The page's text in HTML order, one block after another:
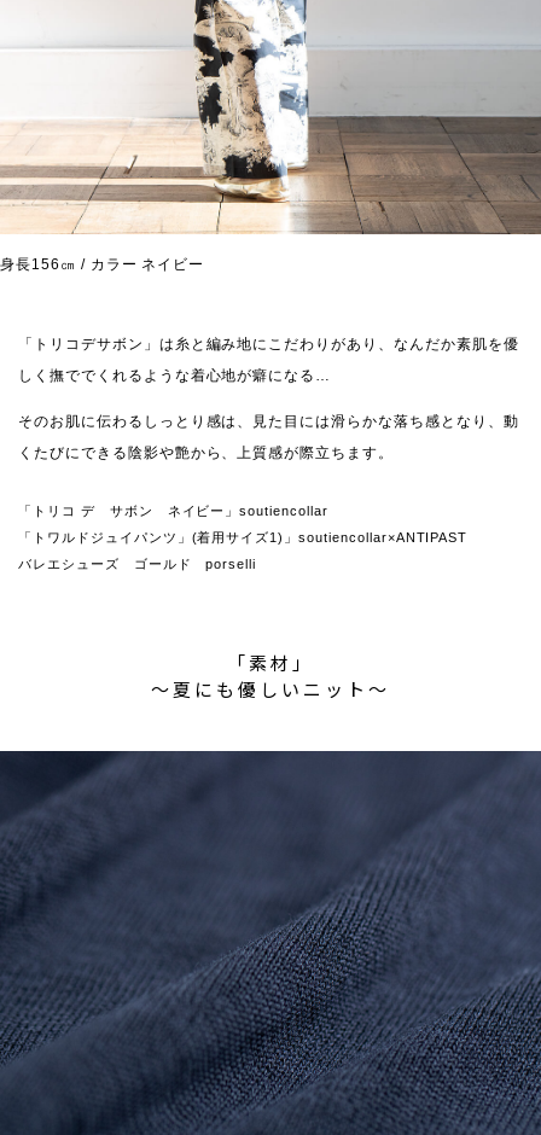
身長156㎝ / カラー ネイビー
「トリコデサボン」は糸と編み地にこだわりがあり、なんだか素肌を優
しく撫ででくれるような着心地が癖になる…
そのお肌に伝わるしっとり感は、見た目には滑らかな落ち感となり、動
くたびにできる陰影や艶から、上質感が際立ちます。
「トリコ デ サボン ネイビー」soutiencollar
「トワルドジュイパンツ」(着用サイズ1)」soutiencollar×ANTIPAST
バレエシューズ ゴールド porselli
「素材」
〜夏にも優しいニット〜